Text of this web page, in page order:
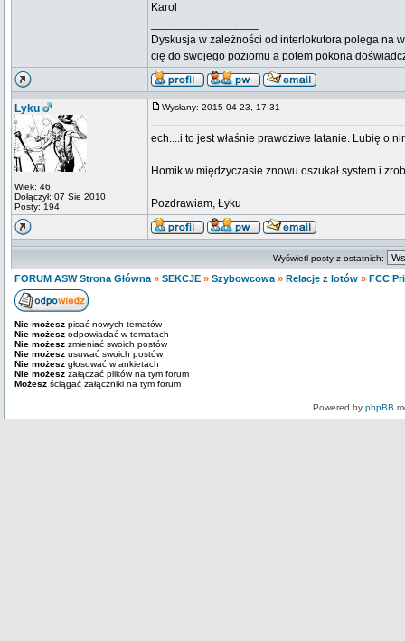
Karol
Dyskusja w zależności od interlokutora polega na
cię do swojego poziomu a potem pokona
Lyku
Wiek: 46
Dołączył: 07 Sie 2010
Posty: 194
Wysłany: 2015-04-23, 17:31
ech....i to jest właśnie prawdziwe latanie. Lubię o
Homik w międzyczasie znowu oszukał system i
Pozdrawiam, Łyku
Wyświetl posty z ostatnich:
FORUM ASW Strona Główna » SEKCJE » Szybowcowa » Relacje z lotów » FCC
Nie możesz pisać nowych tematów
Nie możesz odpowiadać w tematach
Nie możesz zmieniać swoich postów
Nie możesz usuwać swoich postów
Nie możesz głosować w ankietach
Nie możesz załączać plików na tym forum
Możesz ściągać załączniki na tym forum
Powered by phpBB